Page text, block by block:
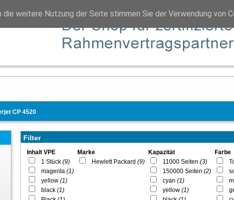
CP 4520
Filter
Inhalt VPE
1 Stück (9)
magenta (1)
yellow (1)
black (1)
Marke
Hewlett Packard (9)
Kapazität
11000 Seiten (3)
150000 Seiten (2)
cyan (1)
yellow (1)
Farbe
die weitere Nutzung der Seite stimmen Sie der Verwendung von